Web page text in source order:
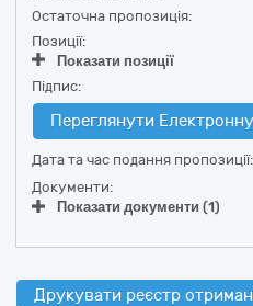
Остаточна пропозиція:
Позиції:
Показати позиції
Підпис:
Переглянути
Дата та час подання пропозиції:
Документи:
Показати документи (1)
Друкувати реєстр